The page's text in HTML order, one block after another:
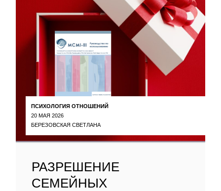
ПСИХОЛОГИЯ ОТНОШЕНИЙ
20 МАЯ 2026
БЕРЕЗОВСКАЯ СВЕТЛАНА
РАЗРЕШЕНИЕ
СЕМЕЙНЫХ